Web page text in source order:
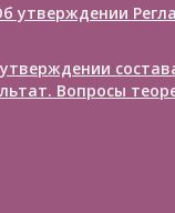
утверждении
Вопросы